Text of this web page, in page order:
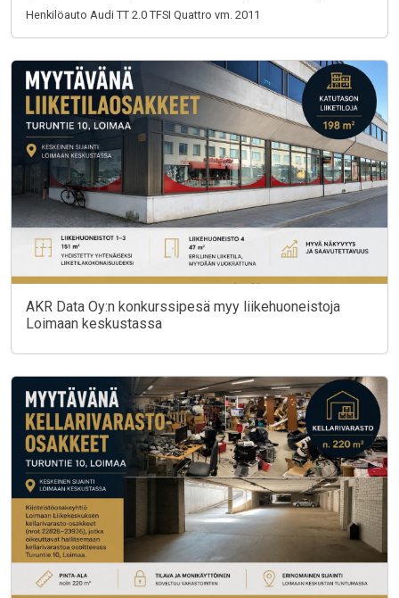
Henkilöauto Audi TT 2.0 TFSI Quattro vm. 2011
AKR Data Oy:n konkurssipesä myy liikehuoneistoja
Loimaan keskustassa